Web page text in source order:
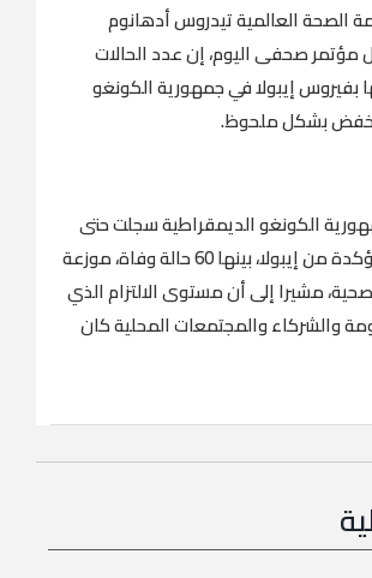
الصحة العالمية تيدروس أدهانوم
مؤتمر صحفى اليوم، إن عدد الحالات
بفيروس إيبولا في جمهورية الكونغو
بشكل ملحوظ.
الكونغو الديمقراطية سجلت حتى
الآن 344 حالة مؤكدة من إيبولا، بينها 60 حالة وفاة، موزعة
صحية، مشيرا إلى أن مستوى الالتزام الذي
والشركاء والمجتمعات المحلية كان